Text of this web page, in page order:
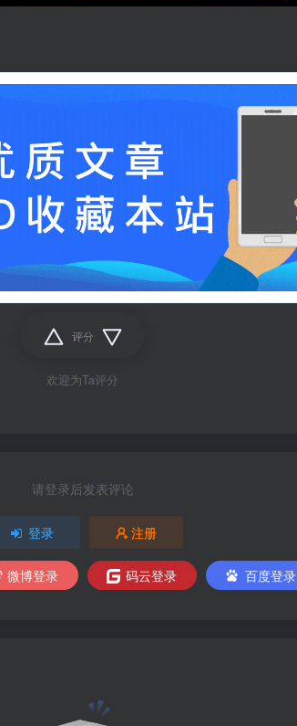
评分
欢迎为Ta评分
请登录后发表评论
登录 注册
微博登录 码云登录 百度登录